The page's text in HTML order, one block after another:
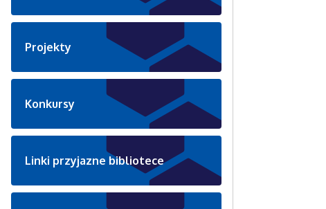
Projekty
Konkursy
Linki przyjazne bibliotece